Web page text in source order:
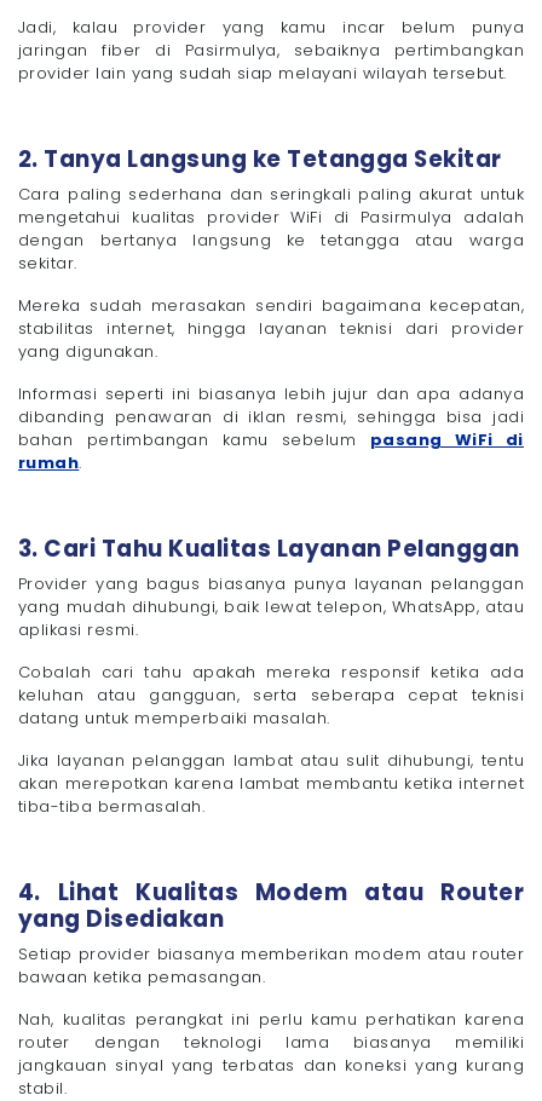
Jadi, kalau provider yang kamu incar belum punya
jaringan fiber di Pasirmulya, sebaiknya pertimbangkan
provider lain yang sudah siap melayani wilayah tersebut.
2. Tanya Langsung ke Tetangga Sekitar
Cara paling sederhana dan seringkali paling akurat untuk
mengetahui kualitas provider WiFi di Pasirmulya adalah
dengan bertanya langsung ke tetangga atau warga
sekitar.
Mereka sudah merasakan sendiri bagaimana kecepatan,
stabilitas internet, hingga layanan teknisi dari provider
yang digunakan.
Informasi seperti ini biasanya lebih jujur dan apa adanya
dibanding penawaran di iklan resmi, sehingga bisa jadi
bahan pertimbangan kamu sebelum pasang WiFi di
rumah.
3. Cari Tahu Kualitas Layanan Pelanggan
Provider yang bagus biasanya punya layanan pelanggan
yang mudah dihubungi, baik lewat telepon, WhatsApp, atau
aplikasi resmi.
Cobalah cari tahu apakah mereka responsif ketika ada
keluhan atau gangguan, serta seberapa cepat teknisi
datang untuk memperbaiki masalah.
Jika layanan pelanggan lambat atau sulit dihubungi, tentu
akan merepotkan karena lambat membantu ketika internet
tiba-tiba bermasalah.
4. Lihat Kualitas Modem atau Router
yang Disediakan
Setiap provider biasanya memberikan modem atau router
bawaan ketika pemasangan.
Nah, kualitas perangkat ini perlu kamu perhatikan karena
router dengan teknologi lama biasanya memiliki
jangkauan sinyal yang terbatas dan koneksi yang kurang
stabil.